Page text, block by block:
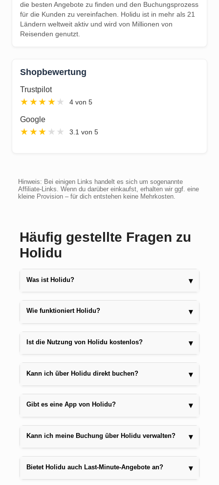
die besten Angebote zu finden und den Buchungsprozess
für die Kunden zu vereinfachen. Holidu ist in mehr als 21
Ländern weltweit aktiv und wird von Millionen von
Reisenden genutzt.
Shopbewertung
Trustpilot
★★★★ ★ 4 von 5
Google
★★★ ★ ★ 3.1 von 5
Hinweis: Bei einigen Links handelt es sich um sogenannte
Affiliate-Links. Wenn du darüber einkaufst, erhalten wir ggf. eine
kleine Provision – für dich entstehen keine Mehrkosten.
Häufig gestellte Fragen zu
Holidu
Was ist Holidu? ▾
Wie funktioniert Holidu? ▾
Ist die Nutzung von Holidu kostenlos? ▾
Kann ich über Holidu direkt buchen? ▾
Gibt es eine App von Holidu? ▾
Kann ich meine Buchung über Holidu verwalten? ▾
Bietet Holidu auch Last-Minute-Angebote an? ▾